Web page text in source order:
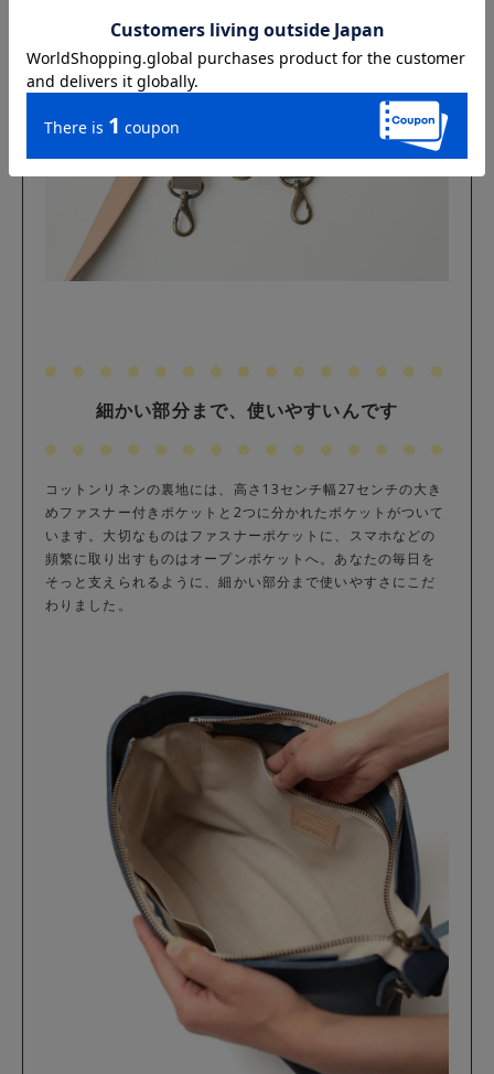
細かい部分まで、使いやすいんです
コットンリネンの裏地には、高さ13センチ幅27センチの大き
めファスナー付きポケットと2つに分かれたポケットがついて
います。大切なものはファスナーポケットに、スマホなどの
頻繁に取り出すものはオープンポケットへ。あなたの毎日を
そっと支えられるように、細かい部分まで使いやすさにこだ
わりました。